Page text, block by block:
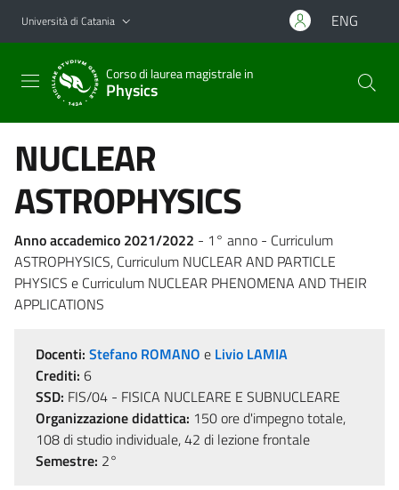
Vai al contenuto principale
Vai al menu di navigazione
Università di Catania ENG
Corso di laurea magistrale in
Physics
NUCLEAR
ASTROPHYSICS
Anno accademico 2021/2022 - 1° anno - Curriculum
ASTROPHYSICS, Curriculum NUCLEAR AND PARTICLE
PHYSICS e Curriculum NUCLEAR PHENOMENA AND THEIR
APPLICATIONS
Docenti: Stefano ROMANO e Livio LAMIA
Crediti: 6
SSD: FIS/04 - FISICA NUCLEARE E SUBNUCLEARE
Organizzazione didattica: 150 ore d'impegno totale,
108 di studio individuale, 42 di lezione frontale
Semestre: 2°